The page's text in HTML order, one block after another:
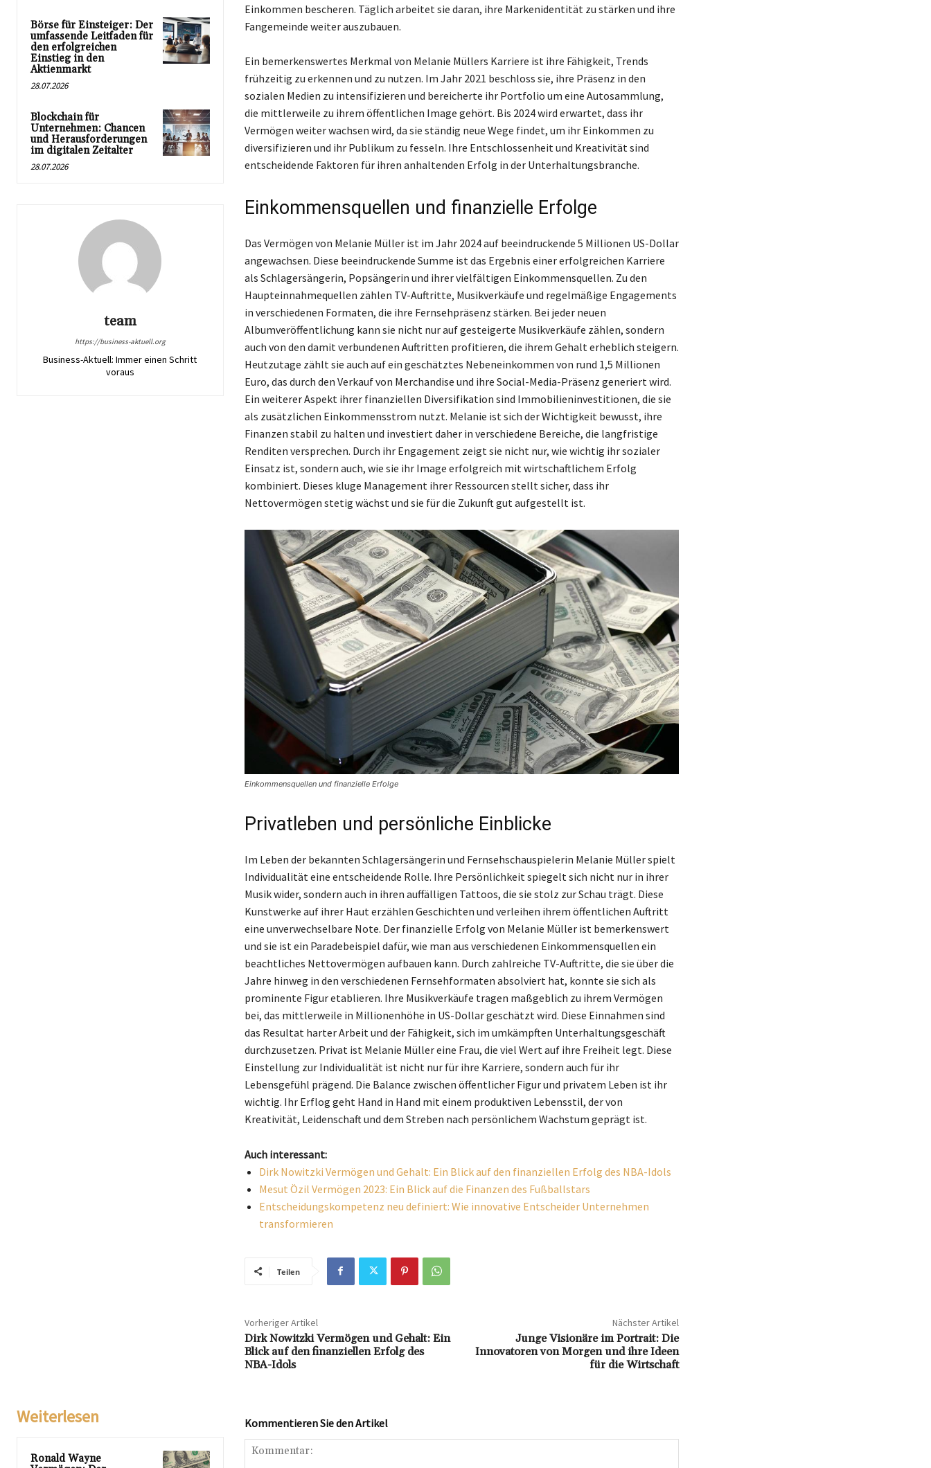
Börse für Einsteiger: Der
umfassende Leitfaden für
den erfolgreichen
Einstieg in den
Aktienmarkt
28.07.2026
Blockchain für
Unternehmen: Chancen
und Herausforderungen
im digitalen Zeitalter
28.07.2026
team
https://business-aktuell.org
Business-Aktuell: Immer einen Schritt
voraus
Einkommen bescheren. Täglich arbeitet sie daran, ihre Markenidentität zu stärken und ihre
Fangemeinde weiter auszubauen.
Ein bemerkenswertes Merkmal von Melanie Müllers Karriere ist ihre Fähigkeit, Trends
frühzeitig zu erkennen und zu nutzen. Im Jahr 2021 beschloss sie, ihre Präsenz in den
sozialen Medien zu intensifizieren und bereicherte ihr Portfolio um eine Autosammlung,
die mittlerweile zu ihrem öffentlichen Image gehört. Bis 2024 wird erwartet, dass ihr
Vermögen weiter wachsen wird, da sie ständig neue Wege findet, um ihr Einkommen zu
diversifizieren und ihr Publikum zu fesseln. Ihre Entschlossenheit und Kreativität sind
entscheidende Faktoren für ihren anhaltenden Erfolg in der Unterhaltungsbranche.
Einkommensquellen und finanzielle Erfolge
Das Vermögen von Melanie Müller ist im Jahr 2024 auf beeindruckende 5 Millionen US-Dollar
angewachsen. Diese beeindruckende Summe ist das Ergebnis einer erfolgreichen Karriere
als Schlagersängerin, Popsängerin und ihrer vielfältigen Einkommensquellen. Zu den
Haupteinnahmequellen zählen TV-Auftritte, Musikverkäufe und regelmäßige Engagements
in verschiedenen Formaten, die ihre Fernsehpräsenz stärken. Bei jeder neuen
Albumveröffentlichung kann sie nicht nur auf gesteigerte Musikverkäufe zählen, sondern
auch von den damit verbundenen Auftritten profitieren, die ihrem Gehalt erheblich steigern.
Heutzutage zählt sie auch auf ein geschätztes Nebeneinkommen von rund 1,5 Millionen
Euro, das durch den Verkauf von Merchandise und ihre Social-Media-Präsenz generiert wird.
Ein weiterer Aspekt ihrer finanziellen Diversifikation sind Immobilieninvestitionen, die sie
als zusätzlichen Einkommensstrom nutzt. Melanie ist sich der Wichtigkeit bewusst, ihre
Finanzen stabil zu halten und investiert daher in verschiedene Bereiche, die langfristige
Renditen versprechen. Durch ihr Engagement zeigt sie nicht nur, wie wichtig ihr sozialer
Einsatz ist, sondern auch, wie sie ihr Image erfolgreich mit wirtschaftlichem Erfolg
kombiniert. Dieses kluge Management ihrer Ressourcen stellt sicher, dass ihr
Nettovermögen stetig wächst und sie für die Zukunft gut aufgestellt ist.
Einkommensquellen und finanzielle Erfolge
Privatleben und persönliche Einblicke
Im Leben der bekannten Schlagersängerin und Fernsehschauspielerin Melanie Müller spielt
Individualität eine entscheidende Rolle. Ihre Persönlichkeit spiegelt sich nicht nur in ihrer
Musik wider, sondern auch in ihren auffälligen Tattoos, die sie stolz zur Schau trägt. Diese
Kunstwerke auf ihrer Haut erzählen Geschichten und verleihen ihrem öffentlichen Auftritt
eine unverwechselbare Note. Der finanzielle Erfolg von Melanie Müller ist bemerkenswert
und sie ist ein Paradebeispiel dafür, wie man aus verschiedenen Einkommensquellen ein
beachtliches Nettovermögen aufbauen kann. Durch zahlreiche TV-Auftritte, die sie über die
Jahre hinweg in den verschiedenen Fernsehformaten absolviert hat, konnte sie sich als
prominente Figur etablieren. Ihre Musikverkäufe tragen maßgeblich zu ihrem Vermögen
bei, das mittlerweile in Millionenhöhe in US-Dollar geschätzt wird. Diese Einnahmen sind
das Resultat harter Arbeit und der Fähigkeit, sich im umkämpften Unterhaltungsgeschäft
durchzusetzen. Privat ist Melanie Müller eine Frau, die viel Wert auf ihre Freiheit legt. Diese
Einstellung zur Individualität ist nicht nur für ihre Karriere, sondern auch für ihr
Lebensgefühl prägend. Die Balance zwischen öffentlicher Figur und privatem Leben ist ihr
wichtig. Ihr Erflog geht Hand in Hand mit einem produktiven Lebensstil, der von
Kreativität, Leidenschaft und dem Streben nach persönlichem Wachstum geprägt ist.
Auch interessant:
Dirk Nowitzki Vermögen und Gehalt: Ein Blick auf den finanziellen Erfolg des NBA-Idols
Mesut Özil Vermögen 2023: Ein Blick auf die Finanzen des Fußballstars
Entscheidungskompetenz neu definiert: Wie innovative Entscheider Unternehmen
transformieren
Teilen
Vorheriger Artikel
Dirk Nowitzki Vermögen und Gehalt: Ein
Blick auf den finanziellen Erfolg des
NBA-Idols
Nächster Artikel
Junge Visionäre im Portrait: Die
Innovatoren von Morgen und ihre Ideen
für die Wirtschaft
Weiterlesen
Ronald Wayne
Kommentieren Sie den Artikel